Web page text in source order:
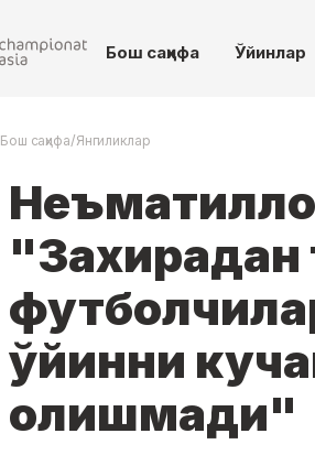
Бош саҳифа Ўйинлар
Бош саҳифа/Янгиликлар
Неъматилло
"Захирадан
ўйинни
олишмади"